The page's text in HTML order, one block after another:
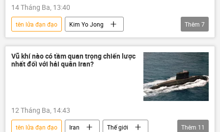
Israel
14 Tháng Ba, 13:40
tên lửa đạn đạo
Kim Yo Jong
Bắc Triều Tiên
biển Nhật Bản
thông tin
Thế giới
Hàn Quốc
Hoa Kỳ
cuộc tập trận
Thêm 7
Vũ khí nào có tầm quan trọng chiến lược
nhất đối với hải quân Iran?
12 Tháng Ba, 14:43
tên lửa đạn đạo Iran
Thế giới
Thêm 11